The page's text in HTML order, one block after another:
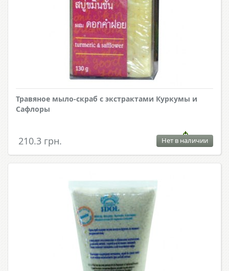
Травяное мыло-скраб с экстрактами Куркумы и
Сафлоры
210.3 грн. Нет в наличии